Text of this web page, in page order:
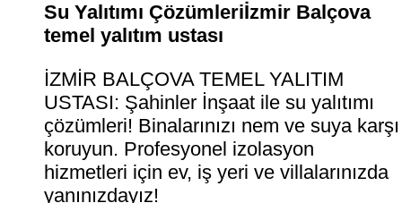
Su Yalıtımı Çözümleriİzmir Balçova
temel yalıtım ustası
İZMİR BALÇOVA TEMEL YALITIM
USTASI: Şahinler İnşaat ile su yalıtımı
çözümleri! Binalarınızı nem ve suya karşı
koruyun. Profesyonel izolasyon
hizmetleri için ev, iş yeri ve villalarınızda
yanınızdayız!